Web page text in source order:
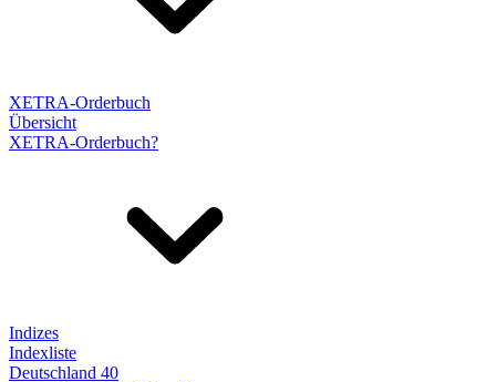
XETRA-Orderbuch
Übersicht
XETRA-Orderbuch?
Indizes
Indexliste
Deutschland 40